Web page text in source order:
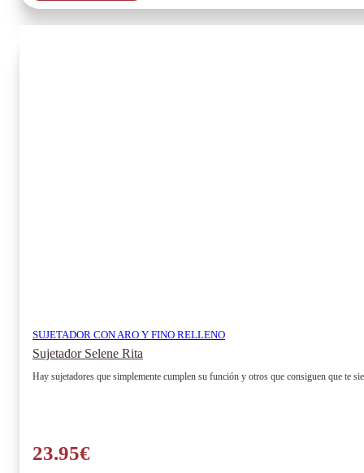
producto
tiene
SUJETADOR CON ARO Y FINO RELLENO
Sujetador Selene Rita
Hay sujetadores que simplemente cumplen su función y otros que consiguen que te
23.95€